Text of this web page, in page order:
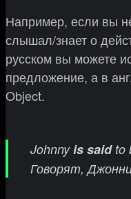
Например, если вы
слышал/знает о
русском вы можете
предложение, а в
Object.
Johnnyis saidto
Говорят,